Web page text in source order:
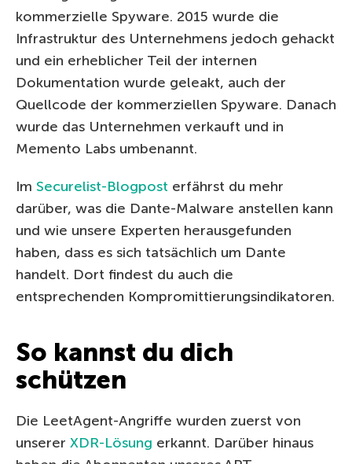
kommerzielle Spyware. 2015 wurde die
Infrastruktur des Unternehmens jedoch gehackt
und ein erheblicher Teil der internen
Dokumentation wurde geleakt, auch der
Quellcode der kommerziellen Spyware. Danach
wurde das Unternehmen verkauft und in
Memento Labs umbenannt.
Im Securelist-Blogpost erfährst du mehr
darüber, was die Dante-Malware anstellen kann
und wie unsere Experten herausgefunden
haben, dass es sich tatsächlich um Dante
handelt. Dort findest du auch die
entsprechenden Kompromittierungsindikatoren.
So kannst du dich
schützen
Die LeetAgent-Angriffe wurden zuerst von
unserer XDR-Lösung erkannt. Darüber hinaus